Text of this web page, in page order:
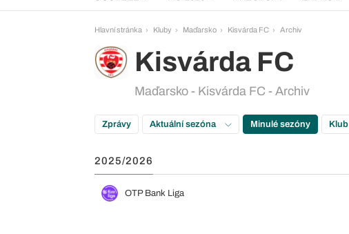
Hlavní stránka Kluby Maďarsko Kisvárda FC Archiv
Kisvárda FC
Maďarsko - Kisvárda FC - Archiv
Zprávy Aktuální sezóna Minulé sezóny Klub
2025/2026
OTP Bank Liga